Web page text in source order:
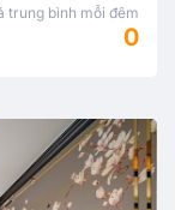
trung bình mỗi đêm
0